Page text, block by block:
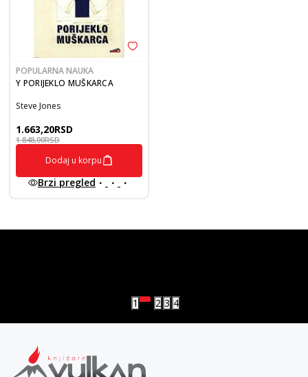
POPULARNA NAUKA
Y PORIJEKLO MUŠKARCA
Steve Jones
1.663,20RSD
1.848,00RSD
Dodaj u korpu
Brzi pregled
1 2 3 4